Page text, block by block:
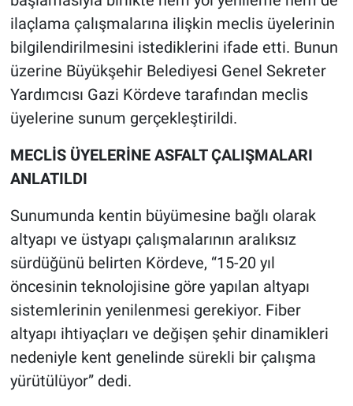
ilaçlama çalışmalarına ilişkin meclis üyelerinin
bilgilendirilmesini istediklerini ifade etti. Bunun
üzerine Büyükşehir Belediyesi Genel Sekreter
Yardımcısı Gazi Kördeve tarafından meclis
üyelerine sunum gerçekleştirildi.
MECLİS ÜYELERİNE ASFALT ÇALIŞMALARI
ANLATILDI
Sunumunda kentin büyümesine bağlı olarak
altyapı ve üstyapı çalışmalarının aralıksız
sürdüğünü belirten Kördeve, “15-20 yıl
öncesinin teknolojisine göre yapılan altyapı
sistemlerinin yenilenmesi gerekiyor. Fiber
altyapı ihtiyaçları ve değişen şehir dinamikleri
nedeniyle kent genelinde sürekli bir çalışma
yürütülüyor” dedi.